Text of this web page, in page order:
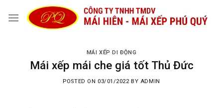
MÁI XẾP DI ĐỘNG
Mái xếp mái che giá tốt Thủ Đức
POSTED ON 03/01/2022BY ADMIN